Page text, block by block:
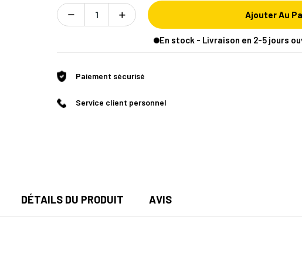
Ajouter Au
En stock - Livraison en 2-5 jours
Paiement sécurisé
Service client personnel
DÉTAILS DU PRODUIT AVIS